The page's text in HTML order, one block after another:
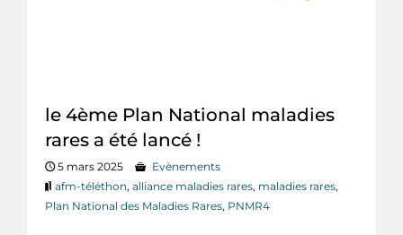
le 4ème Plan National maladies
rares a été lancé !
5 mars 2025
Evènements
afm-téléthon, alliance maladies rares, maladies rares,
Plan National des Maladies Rares, PNMR4